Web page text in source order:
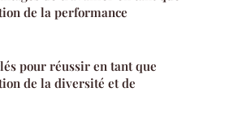
de la performance
pour réussir en tant que
de la diversité et de